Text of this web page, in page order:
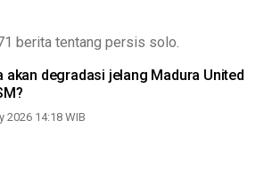
berita tentang persis solo.
akan degradasi jelang Madura United
2026 14:18 WIB